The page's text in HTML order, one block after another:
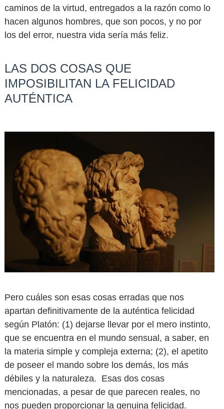
caminos de la virtud, entregados a la razón como lo
hacen algunos hombres, que son pocos, y no por
los del error, nuestra vida sería más feliz.
LAS DOS COSAS QUE
IMPOSIBILITAN LA FELICIDAD
AUTÉNTICA
Pero cuáles son esas cosas erradas que nos
apartan definitivamente de la auténtica felicidad
según Platón: (1) dejarse llevar por el mero instinto,
que se encuentra en el mundo sensual, a saber, en
la materia simple y compleja externa; (2), el apetito
de poseer el mando sobre los demás, los más
débiles y la naturaleza. Esas dos cosas
mencionadas, a pesar de que parecen reales, no
nos pueden proporcionar la genuina felicidad.